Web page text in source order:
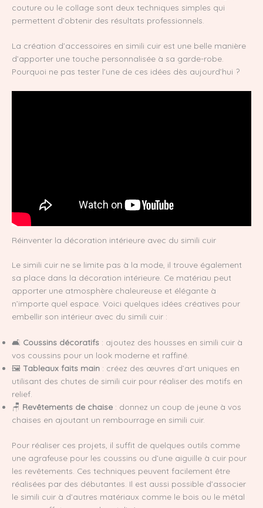
couture ou le collage sont deux techniques simples qui
permettent d’obtenir des résultats professionnels.
La création d’accessoires en simili cuir est une belle manière
d’apporter une touche personnalisée à sa garde-robe.
Pourquoi ne pas tester l’une de ces idées dès aujourd’hui ?
Réinventer la décoration intérieure avec du simili cuir
Le simili cuir ne se limite pas à la mode, il trouve également
sa place dans la décoration intérieure. Ce matériau peut
apporter une atmosphère chaleureuse et élégante à
n’importe quel espace. Voici quelques idées créatives pour
embellir son intérieur avec du simili cuir :
🛋️ Coussins décoratifs : ajoutez des housses en simili cuir à
vos coussins pour un look moderne et raffiné.
🖼️ Tableaux faits main : créez des œuvres d’art uniques en
utilisant des chutes de simili cuir pour réaliser des motifs en
relief.
🪑 Revêtements de chaise : donnez un coup de jeune à vos
chaises en ajoutant un rembourrage en simili cuir.
Pour réaliser ces projets, il suffit de quelques outils comme
une agrafeuse pour les coussins ou d’une aiguille à cuir pour
les revêtements. Ces techniques peuvent facilement être
réalisées par des débutantes. Il est aussi possible d’associer
le simili cuir à d’autres matériaux comme le bois ou le métal